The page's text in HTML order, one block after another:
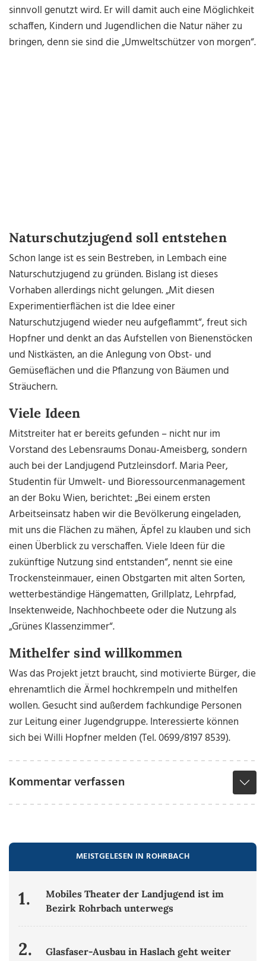
sinnvoll genutzt wird. Er will damit auch eine Möglichkeit
schaffen, Kindern und Jugendlichen die Natur näher zu
bringen, denn sie sind die „Umweltschützer von morgen“.
Naturschutzjugend soll entstehen
Schon lange ist es sein Bestreben, in Lembach eine
Naturschutzjugend zu gründen. Bislang ist dieses
Vorhaben allerdings nicht gelungen. „Mit diesen
Experimentierflächen ist die Idee einer
Naturschutzjugend wieder neu aufgeflammt“, freut sich
Hopfner und denkt an das Aufstellen von Bienenstöcken
und Nistkästen, an die Anlegung von Obst- und
Gemüseflächen und die Pflanzung von Bäumen und
Sträuchern.
Viele Ideen
Mitstreiter hat er bereits gefunden – nicht nur im
Vorstand des Lebensraums Donau-Ameisberg, sondern
auch bei der Landjugend Putzleinsdorf. Maria Peer,
Studentin für Umwelt- und Bioressourcenmanagement
an der Boku Wien, berichtet: „Bei einem ersten
Arbeitseinsatz haben wir die Bevölkerung eingeladen,
mit uns die Flächen zu mähen, Äpfel zu klauben und sich
einen Überblick zu verschaffen. Viele Ideen für die
zukünftige Nutzung sind entstanden“, nennt sie eine
Trockensteinmauer, einen Obstgarten mit alten Sorten,
wetterbeständige Hängematten, Grillplatz, Lehrpfad,
Insektenweide, Nachhochbeete oder die Nutzung als
„Grünes Klassenzimmer“.
Mithelfer sind willkommen
Was das Projekt jetzt braucht, sind motivierte Bürger, die
ehrenamtlich die Ärmel hochkrempeln und mithelfen
wollen. Gesucht sind außerdem fachkundige Personen
zur Leitung einer Jugendgruppe. Interessierte können
sich bei Willi Hopfner melden (Tel. 0699/8197 8539).
Kommentar verfassen
MEISTGELESEN IN ROHRBACH
1.
Mobiles Theater der Landjugend ist im
Bezirk Rohrbach unterwegs
2. Glasfaser-Ausbau in Haslach geht weiter